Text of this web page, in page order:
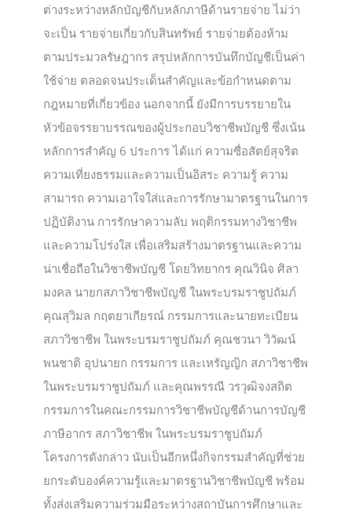
ต่างระหว่างหลักบัญชีกับหลักภาษีด้านรายจ่าย ไม่ว่า
จะเป็น รายจ่ายเกี่ยวกับสินทรัพย์ รายจ่ายต้องห้าม
ตามประมวลรัษฎากร สรุปหลักการบันทึกบัญชีเป็นค่า
ใช้จ่าย ตลอดจนประเด็นสำคัญและข้อกำหนดตาม
กฎหมายที่เกี่ยวข้อง นอกจากนี้ ยังมีการบรรยายใน
หัวข้อจรรยาบรรณของผู้ประกอบวิชาชีพบัญชี ซึ่งเน้น
หลักการสำคัญ 6 ประการ ได้แก่ ความซื่อสัตย์สุจริต
ความเที่ยงธรรมและความเป็นอิสระ ความรู้ ความ
สามารถ ความเอาใจใส่และการรักษามาตรฐานในการ
ปฏิบัติงาน การรักษาความลับ พฤติกรรมทางวิชาชีพ
และความโปร่งใส เพื่อเสริมสร้างมาตรฐานและความ
น่าเชื่อถือในวิชาชีพบัญชี โดยวิทยากร คุณวินิจ ศิลา
มงคล นายกสภาวิชาชีพบัญชี ในพระบรมราชูปถัมภ์
คุณสุวิมล กฤตยาเกียรณ์ กรรมการและนายทะเบียน
สภาวิชาชีพ ในพระบรมราชูปถัมภ์ คุณชวนา วิวัฒน์
พนชาติ อุปนายก กรรมการ และเหรัญญิก สภาวิชาชีพ
ในพระบรมราชูปถัมภ์ และคุณพรรณี วรวุฒิจงสถิต
กรรมการในคณะกรรมการวิชาชีพบัญชีด้านการบัญชี
ภาษีอากร สภาวิชาชีพ ในพระบรมราชูปถัมภ์
โครงการดังกล่าว นับเป็นอีกหนึ่งกิจกรรมสำคัญที่ช่วย
ยกระดับองค์ความรู้และมาตรฐานวิชาชีพบัญชี พร้อม
ทั้งส่งเสริมความร่วมมือระหว่างสถาบันการศึกษาและ